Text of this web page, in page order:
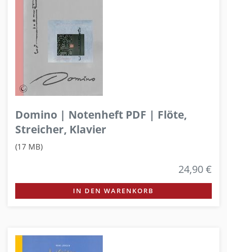
Domino | Notenheft PDF | Flöte,
Streicher, Klavier
(17 MB)
24,90 €
IN DEN WARENKORB